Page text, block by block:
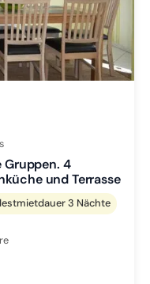
1 wechseln
2 wechseln
3 wechseln
Gruppen. 4
und Terrasse
3 Nächte